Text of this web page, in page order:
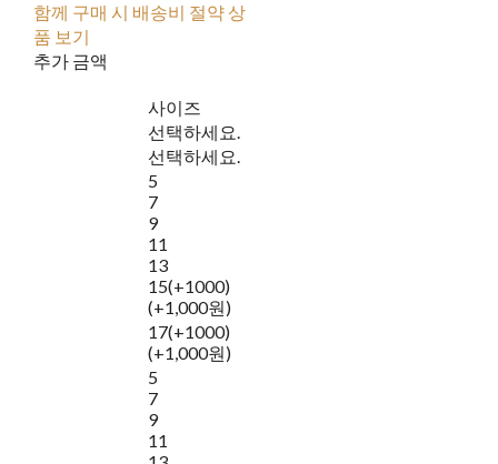
함께 구매 시 배송비 절약 상
품 보기
추가 금액
사이즈
선택하세요.
선택하세요.
5
7
9
11
13
15(+1000)
(+1,000원)
17(+1000)
(+1,000원)
5
7
9
11